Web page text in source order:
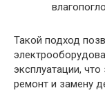
Такой подход
эксплуатации,
ремонт и замену